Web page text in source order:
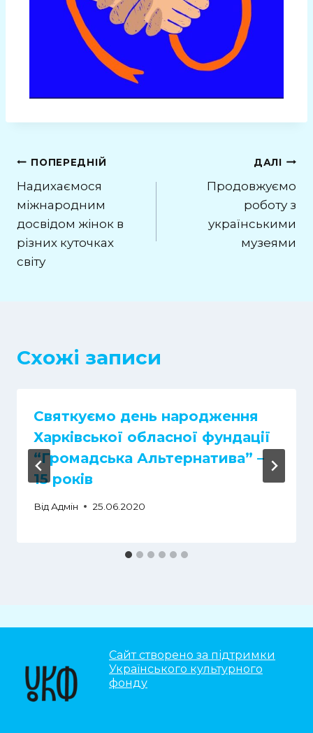
ПОПЕРЕДНІЙ
Надихаємося
міжнародним
досвідом жінок в
різних куточках
світу
ДАЛІ
Продовжуємо
роботу з
українськими
музеями
Схожі записи
Святкуємо день народження
Харківської обласної фундації
“Громадська Альтернатива” –
15 років
Від Адмін 25.06.2020
Сайт створено за підтримки
Українського культурного
фонду